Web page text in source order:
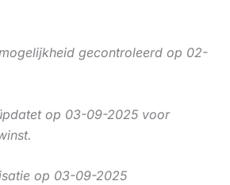
gecontroleerd op 02-
op 03-09-2025 voor
op 03-09-2025